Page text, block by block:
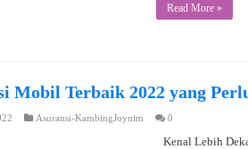
Read More »
Mobil Terbaik 2022 yang
Asuransi-KambingJoynim 0
Kenal Lebih